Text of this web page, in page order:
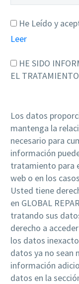
He Leído y
Leer
HE SIDO
EL
Los datos
mantenga la
necesario para
información
tratamiento para
web o en los
Usted tiene
en GLOBAL
tratando sus
derecho a
los datos
datos ya no sean
información
datos en la